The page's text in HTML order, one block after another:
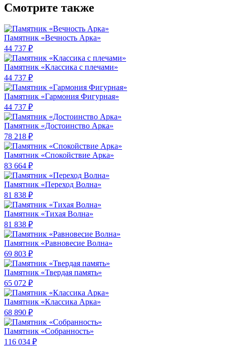
Смотрите также
Памятник «Вечность Арка»
44 737 ₽
Памятник «Классика c плечами»
44 737 ₽
Памятник «Гармония Фигурная»
44 737 ₽
Памятник «Достоинство Арка»
78 218 ₽
Памятник «Спокойствие Арка»
83 664 ₽
Памятник «Переход Волна»
81 838 ₽
Памятник «Тихая Волна»
81 838 ₽
Памятник «Равновесие Волна»
69 803 ₽
Памятник «Твердая память»
65 072 ₽
Памятник «Классика Арка»
68 890 ₽
Памятник «Собранность»
116 034 ₽